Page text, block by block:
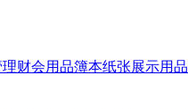
财会用品簿本纸张展示用品